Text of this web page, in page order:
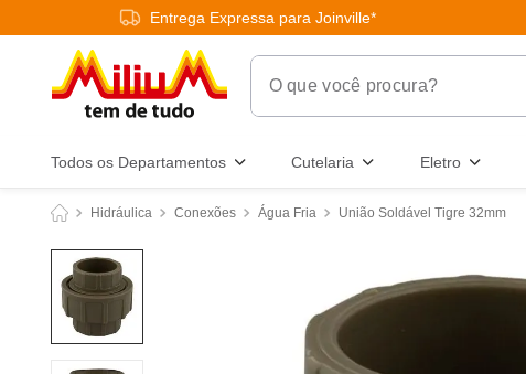
Entrega Expressa para Joinville*
O que você procura?
Todos os Departamentos Cutelaria Eletro
Hidráulica Conexões Água Fria União Soldável Tigre 32mm
frigideira multiflon
garrafa térmica